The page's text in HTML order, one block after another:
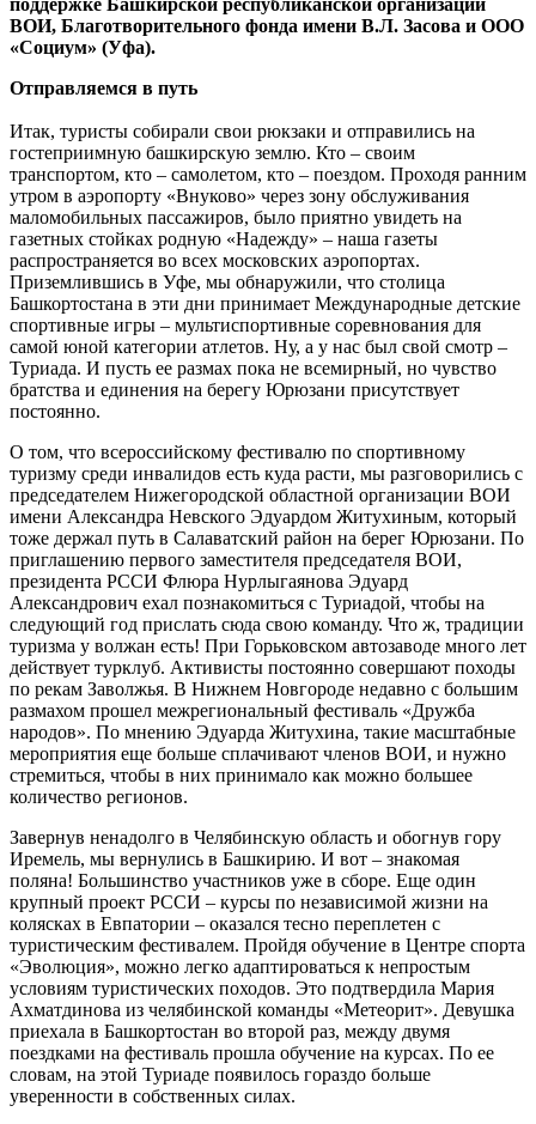
поддержке Башкирской республиканской организации
ВОИ, Благотворительного фонда имени В.Л. Засова и ООО
«Социум» (Уфа).
Отправляемся в путь
Итак, туристы собирали свои рюкзаки и отправились на
гостеприимную башкирскую землю. Кто – своим
транспортом, кто – самолетом, кто – поездом. Проходя ранним
утром в аэропорту «Внуково» через зону обслуживания
маломобильных пассажиров, было приятно увидеть на
газетных стойках родную «Надежду» – наша газеты
распространяется во всех московских аэропортах.
Приземлившись в Уфе, мы обнаружили, что столица
Башкортостана в эти дни принимает Международные детские
спортивные игры – мультиспортивные соревнования для
самой юной категории атлетов. Ну, а у нас был свой смотр –
Туриада. И пусть ее размах пока не всемирный, но чувство
братства и единения на берегу Юрюзани присутствует
постоянно.
О том, что всероссийскому фестивалю по спортивному
туризму среди инвалидов есть куда расти, мы разговорились с
председателем Нижегородской областной организации ВОИ
имени Александра Невского Эдуардом Житухиным, который
тоже держал путь в Салаватский район на берег Юрюзани. По
приглашению первого заместителя председателя ВОИ,
президента РССИ Флюра Нурлыгаянова Эдуард
Александрович ехал познакомиться с Туриадой, чтобы на
следующий год прислать сюда свою команду. Что ж, традиции
туризма у волжан есть! При Горьковском автозаводе много лет
действует турклуб. Активисты постоянно совершают походы
по рекам Заволжья. В Нижнем Новгороде недавно с большим
размахом прошел межрегиональный фестиваль «Дружба
народов». По мнению Эдуарда Житухина, такие масштабные
мероприятия еще больше сплачивают членов ВОИ, и нужно
стремиться, чтобы в них принимало как можно большее
количество регионов.
Завернув ненадолго в Челябинскую область и обогнув гору
Иремель, мы вернулись в Башкирию. И вот – знакомая
поляна! Большинство участников уже в сборе. Еще один
крупный проект РССИ – курсы по независимой жизни на
колясках в Евпатории – оказался тесно переплетен с
туристическим фестивалем. Пройдя обучение в Центре спорта
«Эволюция», можно легко адаптироваться к непростым
условиям туристических походов. Это подтвердила Мария
Ахматдинова из челябинской команды «Метеорит». Девушка
приехала в Башкортостан во второй раз, между двумя
поездками на фестиваль прошла обучение на курсах. По ее
словам, на этой Туриаде появилось гораздо больше
уверенности в собственных силах.